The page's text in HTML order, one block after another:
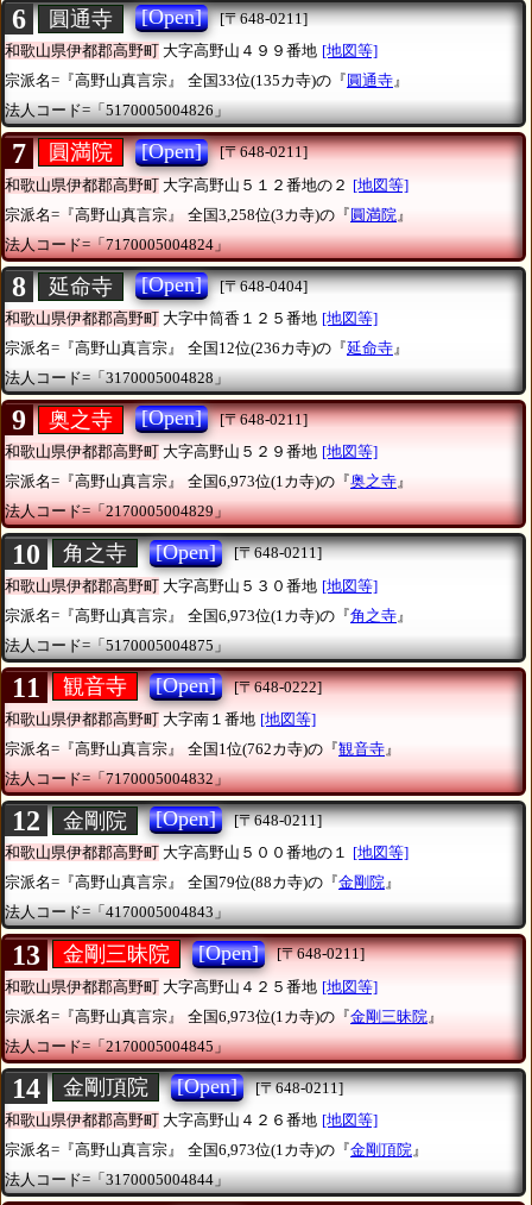
6 圓通寺 [Open]
[〒648-0211]
和歌山県伊都郡高野町 大字高野山４９９番地 [地図等]
宗派名=『高野山真言宗』
全国33位(135カ寺)の『 圓通寺』
法人コード=「5170005004826」
7 圓満院 [Open]
[〒648-0211]
和歌山県伊都郡高野町 大字高野山５１２番地の２ [地図等]
宗派名=『高野山真言宗』
全国3,258位(3カ寺)の『圓満院 』
法人コード=「7170005004824」
8 延命寺 [Open]
[〒648-0404]
和歌山県伊都郡高野町 大字中筒香１２５番地 [地図等]
宗派名=『高野山真言宗』
全国12位(236カ寺)の『延命寺』
法人コード=「3170005004828」
9 奥之寺 [Open]
[〒648-0211]
和歌山県伊都郡高野町 大字高野山５２９番地 [地図等]
宗派名=『高野山真言宗』
全国6,973位(1カ寺)の『奥之寺』
法人コード=「2170005004829」
10 角之寺 [Open]
[〒648-0211]
和歌山県伊都郡高野町 大字高野山５３０番地 [地図等]
宗派名=『高野山真言宗』
全国6,973位(1カ寺)の『角之寺 』
法人コード=「5170005004875」
11 観音寺 [Open]
[〒648-0222]
和歌山県伊都郡高野町 大字南１番地 [地図等]
宗派名=『高野山真言宗』
全国1位(762カ寺)の『観音寺 』
法人コード=「7170005004832」
12 金剛院 [Open]
[〒648-0211]
和歌山県伊都郡高野町 大字高野山５００番地の１ [地図等]
宗派名=『高野山真言宗』
全国79位(88カ寺)の『金剛院』
法人コード=「4170005004843」
13 金剛三昧院 [Open]
[〒648-0211]
和歌山県伊都郡高野町 大字高野山４２５番地 [地図等]
宗派名=『高野山真言宗』
全国6,973位(1カ寺)の『金剛三昧院 』
法人コード=「2170005004845」
14 金剛頂院 [Open]
[〒648-0211]
和歌山県伊都郡高野町 大字高野山４２６番地 [地図等]
宗派名=『高野山真言宗』
全国6,973位(1カ寺)の『金剛頂院 』
法人コード=「3170005004844」